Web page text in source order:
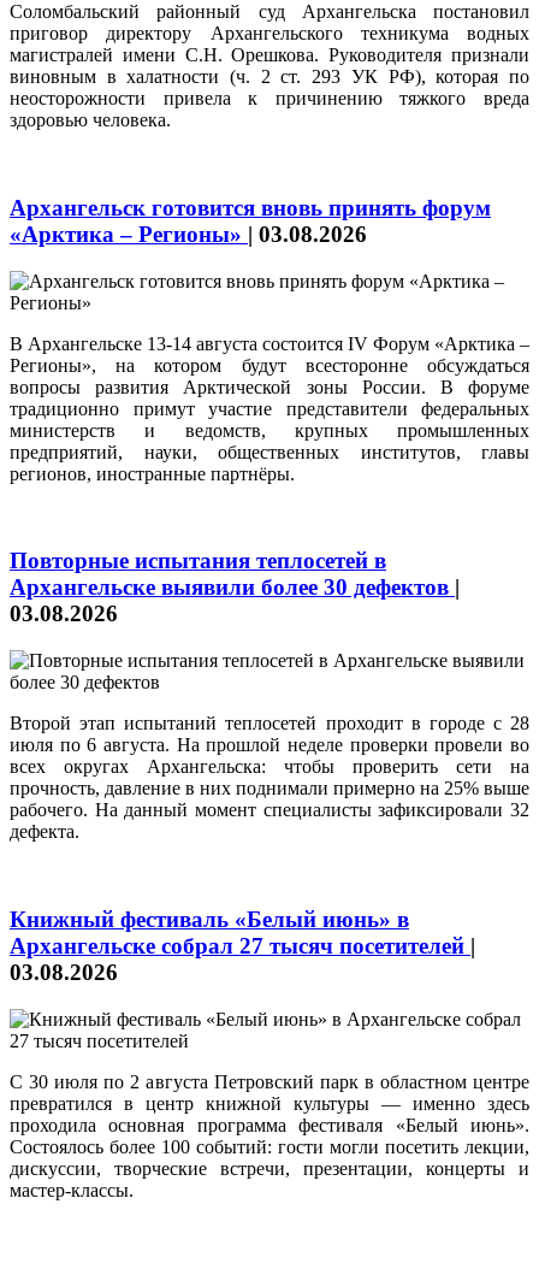
Соломбальский районный суд Архангельска постановил
приговор директору Архангельского техникума водных
магистралей имени С.Н. Орешкова. Руководителя признали
виновным в халатности (ч. 2 ст. 293 УК РФ), которая по
неосторожности привела к причинению тяжкого вреда
здоровью человека.
Архангельск готовится вновь принять форум
«Арктика – Регионы» | 03.08.2026
В Архангельске 13-14 августа состоится IV Форум «Арктика –
Регионы», на котором будут всесторонне обсуждаться
вопросы развития Арктической зоны России. В форуме
традиционно примут участие представители федеральных
министерств и ведомств, крупных промышленных
предприятий, науки, общественных институтов, главы
регионов, иностранные партнёры.
Повторные испытания теплосетей в
Архангельске выявили более 30 дефектов |
03.08.2026
Второй этап испытаний теплосетей проходит в городе с 28
июля по 6 августа. На прошлой неделе проверки провели во
всех округах Архангельска: чтобы проверить сети на
прочность, давление в них поднимали примерно на 25% выше
рабочего. На данный момент специалисты зафиксировали 32
дефекта.
Книжный фестиваль «Белый июнь» в
Архангельске собрал 27 тысяч посетителей |
03.08.2026
С 30 июля по 2 августа Петровский парк в областном центре
превратился в центр книжной культуры — именно здесь
проходила основная программа фестиваля «Белый июнь».
Состоялось более 100 событий: гости могли посетить лекции,
дискуссии, творческие встречи, презентации, концерты и
мастер‑классы.